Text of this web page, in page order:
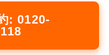
: 0120-